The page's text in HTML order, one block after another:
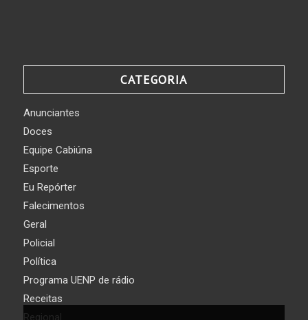
CATEGORIA
Anunciantes
Doces
Equipe Cabiúna
Esporte
Eu Repórter
Falecimentos
Geral
Policial
Política
Programa UENP de rádio
Receitas
Regional